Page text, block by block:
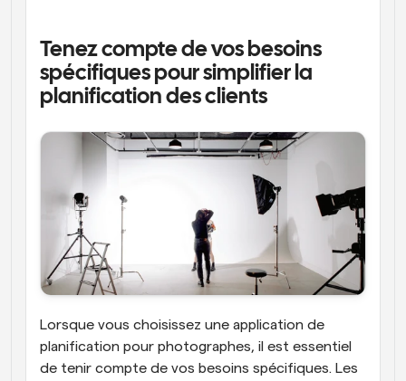
Tenez compte de vos besoins
spécifiques pour simplifier la
planification des clients
Lorsque vous choisissez une application de
planification pour photographes, il est essentiel
de tenir compte de vos besoins spécifiques. Les